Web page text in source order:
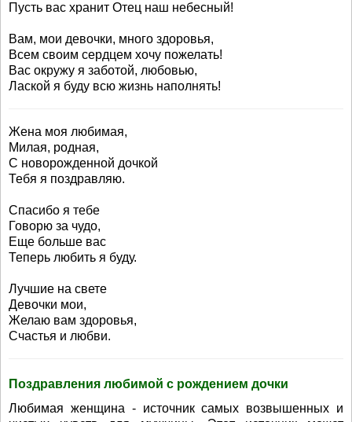
Пусть вас хранит Отец наш небесный!
Вам, мои девочки, много здоровья,
Всем своим сердцем хочу пожелать!
Вас окружу я заботой, любовью,
Лаской я буду всю жизнь наполнять!
Жена моя любимая,
Милая, родная,
С новорожденной дочкой
Тебя я поздравляю.
Спасибо я тебе
Говорю за чудо,
Еще больше вас
Теперь любить я буду.
Лучшие на свете
Девочки мои,
Желаю вам здоровья,
Счастья и любви.
Поздравления любимой с рождением дочки
Любимая женщина - источник самых возвышенных и